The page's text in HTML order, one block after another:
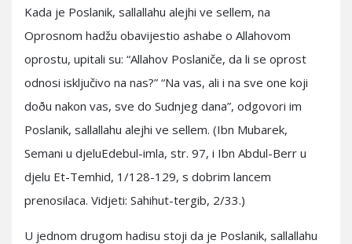
Kada je Poslanik, sallallahu alejhi ve sellem, na
Oprosnom hadžu obavijestio ashabe o Allahovom
oprostu, upitali su: “Allahov Poslaniče, da li se oprost
odnosi isključivo na nas?” “Na vas, ali i na sve one koji
doðu nakon vas, sve do Sudnjeg dana”, odgovori im
Poslanik, sallallahu alejhi ve sellem. (Ibn Mubarek,
Semani u djeluEdebul-imla, str. 97, i Ibn Abdul-Berr u
djelu Et-Temhid, 1/128-129, s dobrim lancem
prenosilaca. Vidjeti: Sahihut-tergib, 2/33.)
U jednom drugom hadisu stoji da je Poslanik, sallallahu